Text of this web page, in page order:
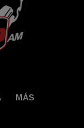
MÁS